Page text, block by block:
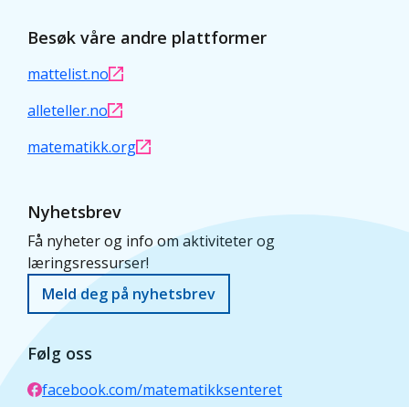
Besøk våre andre plattformer
mattelist.no
alleteller.no
matematikk.org
Nyhetsbrev
Få nyheter og info om aktiviteter og
læringsressurser!
Meld deg på nyhetsbrev
Følg oss
facebook.com/matematikksenteret